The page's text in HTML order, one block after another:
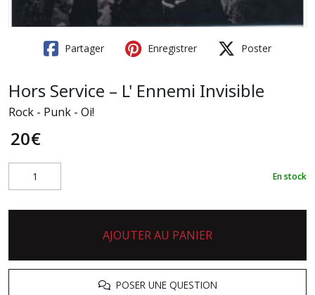
Partager Enregistrer Poster
Hors Service – L' Ennemi Invisible
Rock - Punk - Oi!
20€
En stock
AJOUTER AU PANIER
POSER UNE QUESTION